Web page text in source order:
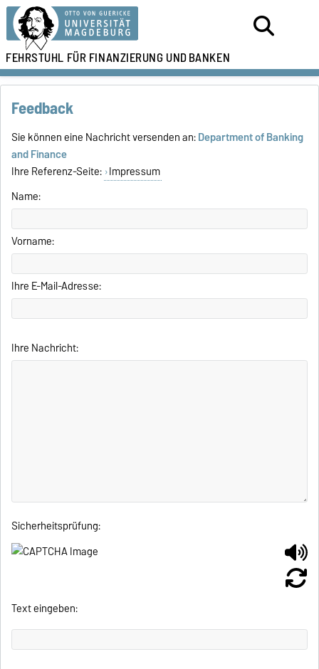
FEHRSTUHL FÜRFINANZIERUNG UNDBANKEN
Feedback
Sie können eine Nachricht versenden an:Department of Banking
and Finance
Ihre Referenz-Seite: Impressum
Name:
Vorname:
Ihre E-Mail-Adresse:
Ihre Nachricht:
Sicherheitsprüfung:
Text eingeben: